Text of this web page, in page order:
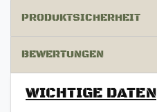
PRODUKTSICHERHEIT
BEWERTUNGEN
WICHTIGE DATEN